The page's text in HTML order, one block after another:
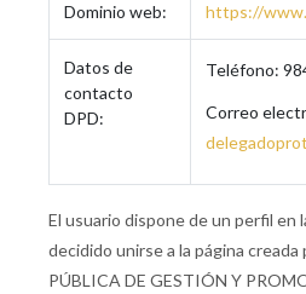
Dominio web: https://
Datos de
contacto
DPD:
Teléfono:
Correo
El usuario dispone de un perfil en
decidido unirse a la página creada
PÚBLICA DE GESTIÓN Y